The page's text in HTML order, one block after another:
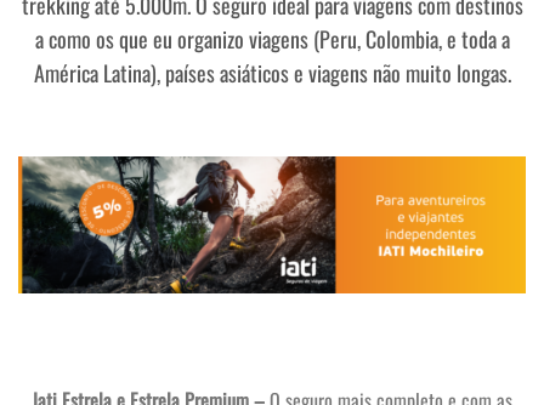
a como os que eu organizo viagens (Peru, Colombia, e toda a
América Latina), países asiáticos e viagens não muito longas.